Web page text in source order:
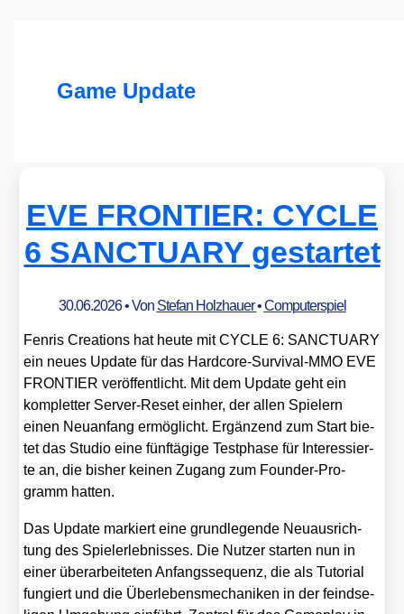
Game Update
EVE FRONTIER: CYCLE
6 SANCTUARY gestartet
30.06.2026• Von Stefan Holzhauer•Computerspiel
Fen­ris Crea­ti­ons hat heu­te mit CYCLE 6: SANCTUARY
ein neu­es Update für das Hard­core-Sur­vi­val-MMO EVE
FRONTIER ver­öf­fent­licht. Mit dem Update geht ein
kom­plet­ter Ser­ver-Reset ein­her, der allen Spie­lern
einen Neu­an­fang ermög­licht. Ergän­zend zum Start bie­
tet das Stu­dio eine fünf­tä­gi­ge Test­pha­se für Inter­es­sier­
te an, die bis­her kei­nen Zugang zum Foun­der-Pro­
gramm hat­ten.
Das Update mar­kiert eine grund­le­gen­de Neu­aus­rich­
tung des Spiel­erleb­nis­ses. Die Nut­zer star­ten nun in
einer über­ar­bei­te­ten Anfangs­se­quenz, die als Tuto­ri­al
fun­giert und die Über­le­bens­me­cha­ni­ken in der feind­se­